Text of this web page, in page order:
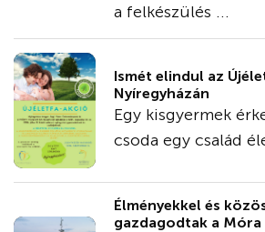
a felkészülés ...
Ismét elindul az
Nyíregyházán
Egy kisgyermek
csoda egy család
Élményekkel és
gazdagodtak a Móra